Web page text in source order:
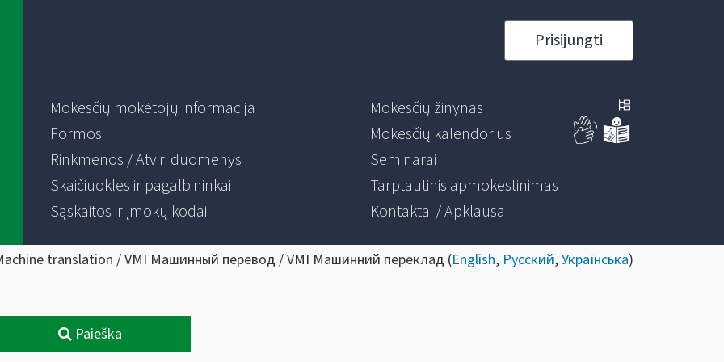
Prisijungti
Mokesčių mokėtojų informacija
Formos
Rinkmenos / Atviri duomenys
Skaičiuoklės ir pagalbininkai
Sąskaitos ir įmokų kodai
Mokesčių žinynas
Mokesčių kalendorius
Seminarai
Tarptautinis apmokestinimas
Kontaktai / Apklausa
translation / VMI Машинный перевод / VMI Машинний переклад (English, Русский,Українська)
Paieška